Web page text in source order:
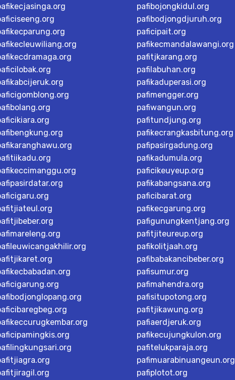
pafibojongkidul.org
pafibodjongdjuruh.org
paficipait.org
pafikecmandalawangi.org
pafitjkarang.org
pafilabuhan.org
pafikaduperasi.org
pafimengger.org
pafiwangun.org
pafitundjung.org
pafikecrangkasbitung.org
pafipasirgadung.org
pafikadumula.org
paficikeuyeup.org
pafikabangsana.org
paficibarat.org
pafikecgarung.org
pafigunungkentjang.org
pafitjiteureup.org
pafikolitjaah.org
pafibabakancibeber.org
pafisumur.org
pafimahendra.org
pafisitupotong.org
pafitjikawung.org
pafiaerdjeruk.org
pafikecujungkulon.org
pafitelukparaja.org
pafimuarabinuangeun.org
pafiplotot.org